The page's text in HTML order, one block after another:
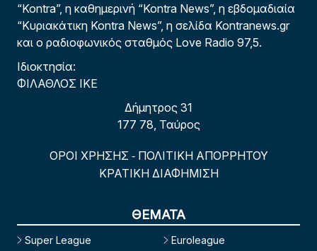
“Kontra”, η καθημερινή “Kontra News”, η εβδομαδιαία
“Κυριακάτικη Kontra News”, η σελίδα Kontranews.gr
και ο ραδιοφωνικός σταθμός Love Radio 97,5.
Ιδιοκτησία:
ΦΙΛΑΘΛΟΣ ΙΚΕ
Δήμητρος 31
177 78, Ταύρος
ΟΡΟΙ ΧΡΗΣΗΣ - ΠΟΛΙΤΙΚΗ ΑΠΟΡΡΗΤΟΥ
ΚΡΑΤΙΚΗ ΔΙΑΦΗΜΙΣΗ
ΘΕΜΑΤΑ
Super League
Euroleague